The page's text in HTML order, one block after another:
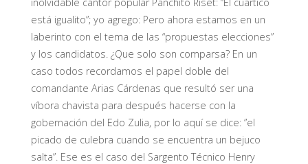
está igualito”; yo agrego: Pero ahora estamos en un
laberinto con el tema de las “propuestas elecciones”
y los candidatos. ¿Que solo son comparsa? En un
caso todos recordamos el papel doble del
comandante Arias Cárdenas que resultó ser una
víbora chavista para después hacerse con la
gobernación del Edo Zulia, por lo aquí se dice: ”el
picado de culebra cuando se encuentra un bejuco
salta”. Ese es el caso del Sargento Técnico Henry